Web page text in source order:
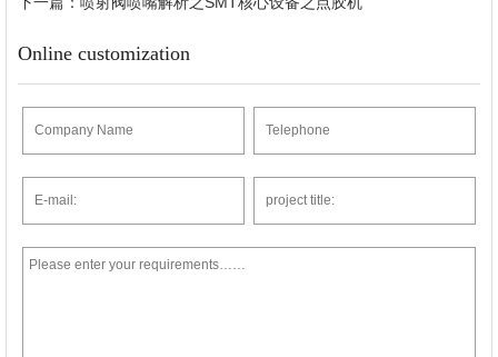
Online customization